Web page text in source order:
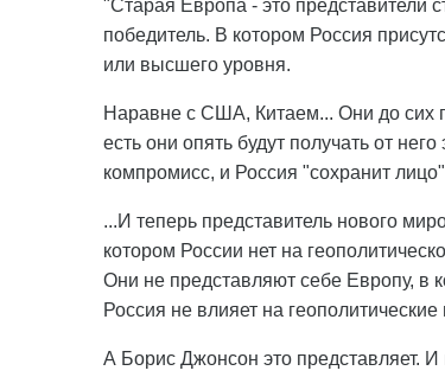
"Старая Европа - это представители
победитель. В котором Россия
или высшего уровня.
Наравне с США, Китаем... Они до сих
есть они опять будут получать от
компромисс, и Россия "сохранит
...И теперь представитель нового
котором России нет на
Они не представляют себе Европу, в
Россия не влияет на
А Борис Джонсон это представляет. И